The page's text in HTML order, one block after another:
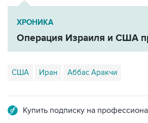
ХРОНИКА
Операция Израиля и США
США Иран Аббас Аракчи
Купить подписку на